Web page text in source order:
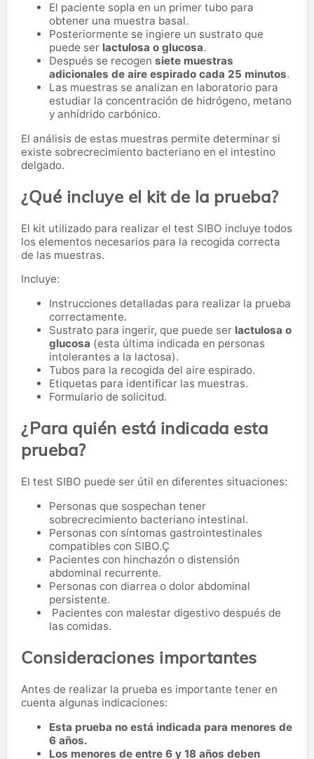
El paciente sopla en un primer tubo para
obtener una muestra basal.
Posteriormente se ingiere un sustrato que
puede ser lactulosa o glucosa.
Después se recogen siete muestras
adicionales de aire espirado cada 25 minutos.
Las muestras se analizan en laboratorio para
estudiar la concentración de hidrógeno, metano
y anhídrido carbónico.
El análisis de estas muestras permite determinar si
existe sobrecrecimiento bacteriano en el intestino
delgado.
¿Qué incluye el kit de la prueba?
El kit utilizado para realizar el test SIBO incluye todos
los elementos necesarios para la recogida correcta
de las muestras.
Incluye:
Instrucciones detalladas para realizar la prueba
correctamente.
Sustrato para ingerir, que puede ser lactulosa o
glucosa (esta última indicada en personas
intolerantes a la lactosa).
Tubos para la recogida del aire espirado.
Etiquetas para identificar las muestras.
Formulario de solicitud.
¿Para quién está indicada esta
prueba?
El test SIBO puede ser útil en diferentes situaciones:
Personas que sospechan tener
sobrecrecimiento bacteriano intestinal.
Personas con síntomas gastrointestinales
compatibles con SIBO.Ç
Pacientes con hinchazón o distensión
abdominal recurrente.
Personas con diarrea o dolor abdominal
persistente.
Pacientes con malestar digestivo después de
las comidas.
Consideraciones importantes
Antes de realizar la prueba es importante tener en
cuenta algunas indicaciones:
Esta prueba no está indicada para menores de
6 años.
Los menores de entre 6 y 18 años deben